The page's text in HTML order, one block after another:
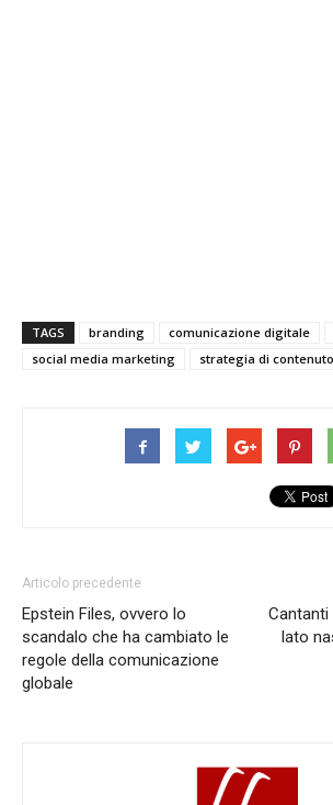
TAGS branding comunicazione digitale
social media marketing
strategia di contenuto
Articolo precedente
Epstein Files, ovvero lo
scandalo che ha cambiato le
regole della comunicazione
globale
Cantanti
lato